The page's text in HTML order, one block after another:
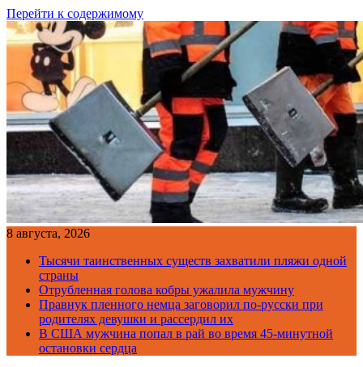
Перейти к содержимому
8 августа, 2026
Тысячи таинственных существ захватили пляжи одной
страны
Отрубленная голова кобры ужалила мужчину
Правнук пленного немца заговорил по-русски при
родителях девушки и рассердил их
В США мужчина попал в рай во время 45-минутной
остановки сердца